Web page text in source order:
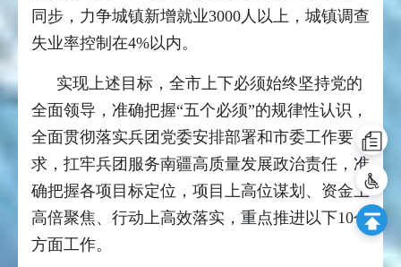
同步，力争城镇新增就业3000人以上，城镇调查
失业率控制在4%以内。
实现上述目标，全市上下必须始终坚持党的
全面领导，准确把握“五个必须”的规律性认识，
全面贯彻落实兵团党委安排部署和市委工作要
求，扛牢兵团服务南疆高质量发展政治责任，准
确把握各项目标定位，项目上高位谋划、资金上
高倍聚焦、行动上高效落实，重点推进以下10个
方面工作。